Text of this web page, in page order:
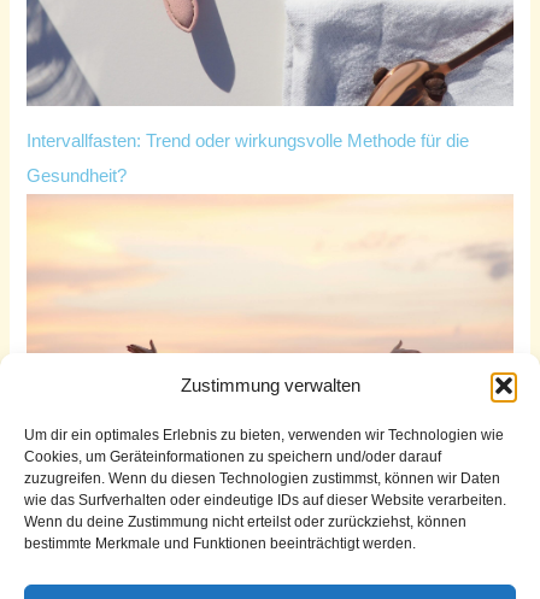
Zustimmung verwalten
Um dir ein optimales Erlebnis zu bieten, verwenden wir Technologien wie
Cookies, um Geräteinformationen zu speichern und/oder darauf
zuzugreifen. Wenn du diesen Technologien zustimmst, können wir Daten
wie das Surfverhalten oder eindeutige IDs auf dieser Website verarbeiten.
Wenn du deine Zustimmung nicht erteilst oder zurückziehst, können
bestimmte Merkmale und Funktionen beeinträchtigt werden.
Intervallfasten: Trend oder wirkungsvolle Methode für die
Gesundheit?
Die drei Säulen der mentalen Gesundheit: Schlaf, Gesundheit
und Leistungsfähigkeit